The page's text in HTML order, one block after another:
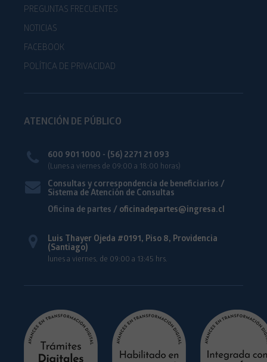
PREGUNTAS FRECUENTES
NOTICIAS
FACEBOOK
POLÍTICA DE PRIVACIDAD
ATENCIÓN DE PÚBLICO
600 901 1000 - (56) 2271 21 093
(Lunes a viernes de 09:00 a 18:00 horas)
Consultas y correspondencia de beneficiarios /
Sistema de Atención de Consultas
Oficina de partes / oficinadepartes@ingresa.cl
Luis Thayer Ojeda #0191, Piso 8, Providencia
(Santiago)
lunes a viernes, de 09:00 a 13:45 hrs.